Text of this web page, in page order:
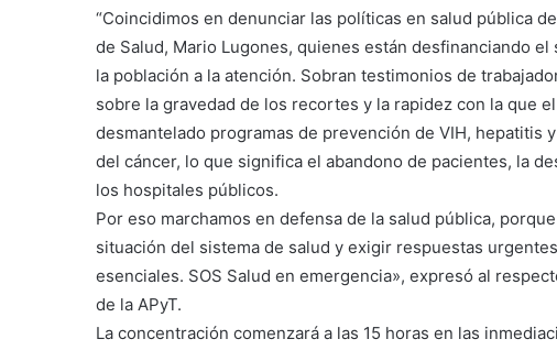
“Coincidimos en denunciar las políticas en salud pública
de Salud, Mario Lugones, quienes están desfinanciando
la población a la atención. Sobran testimonios de
sobre la gravedad de los recortes y la rapidez con la que
desmantelado programas de prevención de VIH, hepatitis
del cáncer, lo que significa el abandono de pacientes, la
los hospitales públicos.
Por eso marchamos en defensa de la salud pública,
situación del sistema de salud y exigir respuestas
esenciales. SOS Salud en emergencia», expresó al
de la APyT.
La concentración comenzará a las 15 horas en las